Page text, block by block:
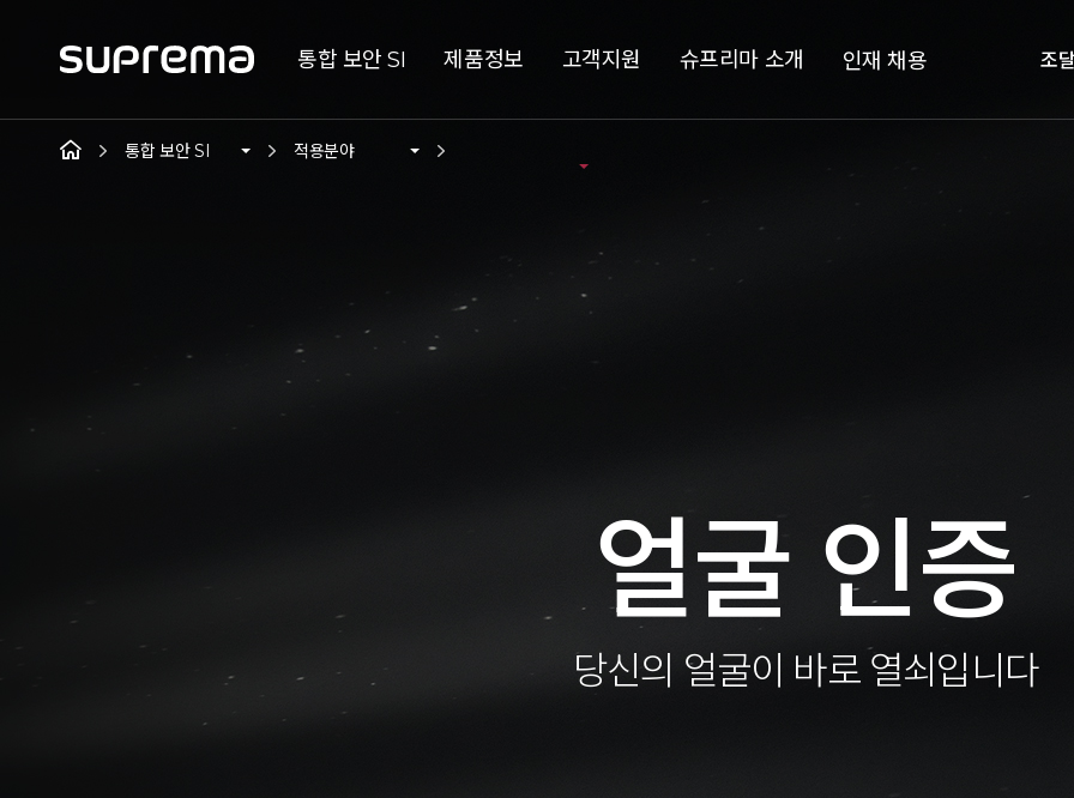
통합 보안 SI 제품정보 고객지원 슈프리마 소개 인재 채용 조
통합 보안 SI 적용분야
얼굴 인증
당신의 얼굴이 바로 열쇠입니다